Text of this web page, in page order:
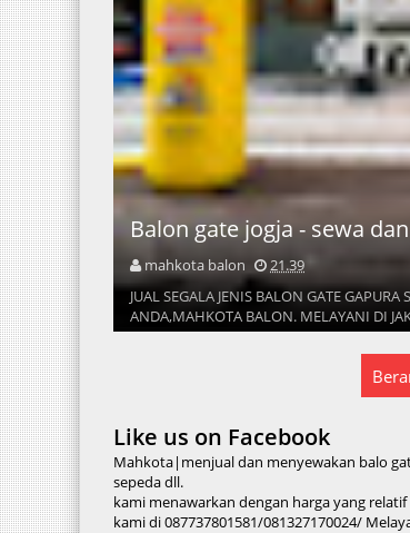
Balon gate jogja - sewa
mahkota balon
21.39
JUAL SEGALA JENIS BALON GATE
ANDA,MAHKOTA BALON. MELAYANI DI
Like us on Facebook
Mahkota|menjual dan menyewakan balo
sepeda dll.
kami menawarkan dengan harga yang
kami di 087737801581/081327170024/